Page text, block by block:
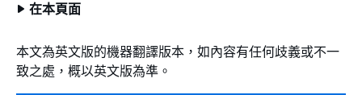
在本頁面
本文為英文版的機器翻譯版本，如內容有任何歧義或不一
致之處，概以英文版為準。